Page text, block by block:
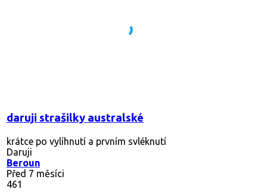
daruji strašilky australské
krátce po vylíhnutí a prvním svléknutí
Daruji
Beroun
Před 7 měsíci
461